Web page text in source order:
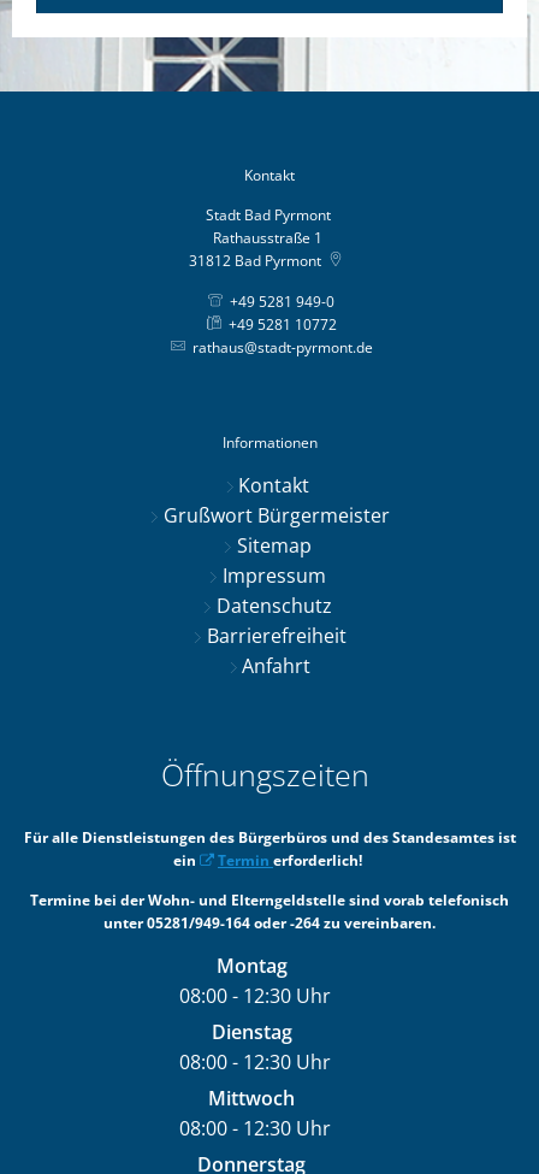
Kontakt
Stadt Bad Pyrmont
Rathausstraße 1
31812 Bad Pyrmont
+49 5281 949-0
+49 5281 10772
rathaus@stadt-pyrmont.de
Informationen
Kontakt
Grußwort Bürgermeister
Sitemap
Impressum
Datenschutz
Barrierefreiheit
Anfahrt
Öffnungszeiten
Für alle Dienstleistungen des Bürgerbüros und des Standesamtes ist
ein
Termin erforderlich!
Termine bei der Wohn- und Elterngeldstelle sind vorab telefonisch
unter 05281/949-164 oder -264 zu vereinbaren.
Montag
08:00- 12:30Uhr
Von 08:00 bis 12:30 Uhr
Dienstag
08:00- 12:30Uhr
Von 08:00 bis 12:30 Uhr
Mittwoch
08:00- 12:30Uhr
Von 08:00 bis 12:30 Uhr
Donnerstag